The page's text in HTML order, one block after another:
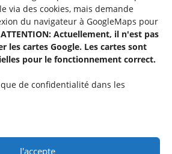
via des cookies, mais demande
du navigateur à GoogleMaps pour
ATTENTION: Actuellement, il n'est pas
les cartes Google. Les cartes sont
pour le fonctionnement correct.
de confidentialité dans les
J'accepte